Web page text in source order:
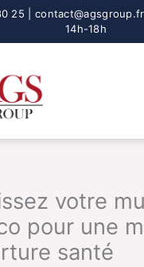
votre
pour une
santé